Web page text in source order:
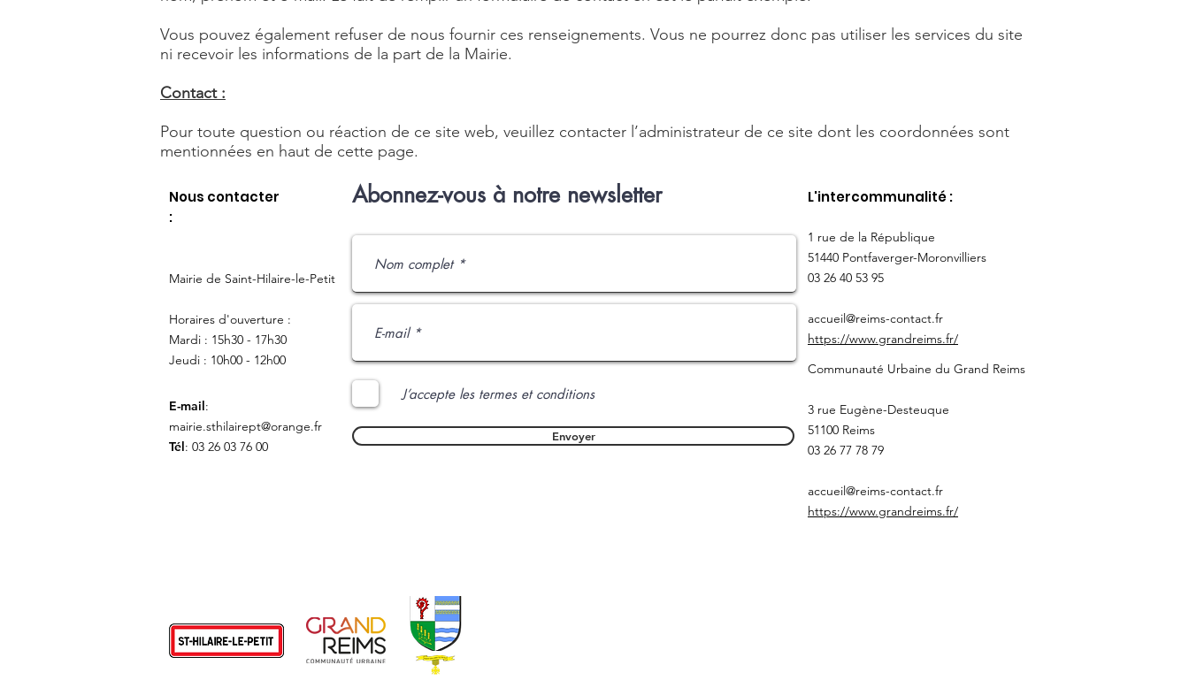
Vous pouvez également refuser de nous fournir ces renseignements. Vous ne pourrez donc pas utiliser les services du site
ni recevoir les informations de la part de la Mairie.
Contact :
Pour toute question ou réaction de ce site web, veuillez contacter l’administrateur de ce site dont les coordonnées sont
mentionnées en haut de cette page.
Nous contacter
:
Mairie de Saint-Hilaire-le-Petit
Horaires d'ouverture :
Mardi : 15h30 - 17h30
Jeudi : 10h00 - 12h00
E-mail:
mairie.sthilairept@orange.fr
Tél: 03 26 03 76 00
Abonnez-vous à notre newsletter
J’accepte les termes et conditions
Envoyer
L'intercommunalité :
​1 rue de la République
51440 Pontfaverger-Moronvilliers
03 26 40 53 95
accueil@reims-contact.fr
https://www.grandreims.fr/
Communauté Urbaine du Grand Reims
3 rue Eugène-Desteuque
51100 Reims
03 26 77 78 79
accueil@reims-contact.fr
https://www.grandreims.fr/